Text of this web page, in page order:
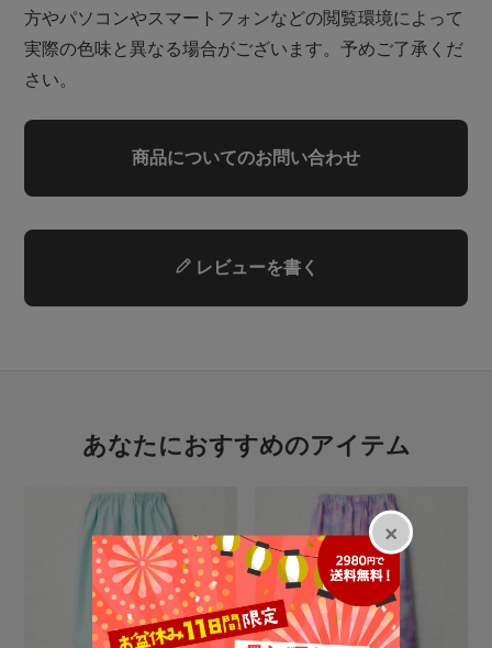
方やパソコンやスマートフォンなどの閲覧環境によって
実際の色味と異なる場合がございます。予めご了承くだ
さい。
商品についてのお問い合わせ
レビューを書く
あなたにおすすめのアイテム